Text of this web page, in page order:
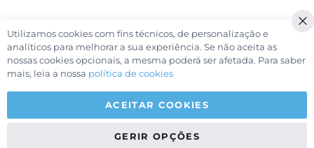
Utilizamos cookies com fins técnicos, de personalização e
analíticos para melhorar a sua experiência. Se não aceita as
nossas cookies opcionais, a mesma poderá ser afetada. Para saber
mais, leia a nossa política de cookies
ACEITAR COOKIES
GERIR OPÇÕES